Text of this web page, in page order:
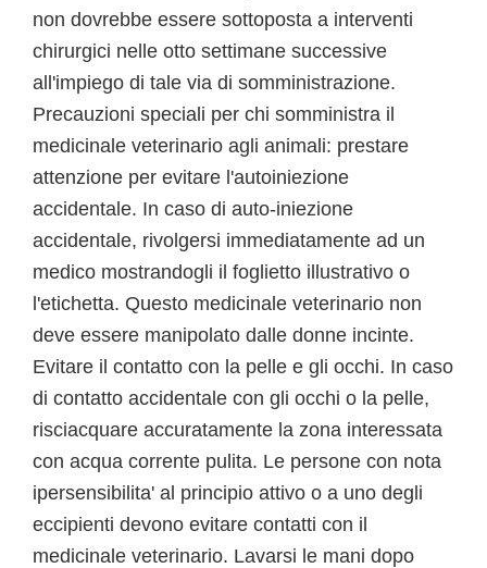
non dovrebbe essere sottoposta a interventi
chirurgici nelle otto settimane successive
all'impiego di tale via di somministrazione.
Precauzioni speciali per chi somministra il
medicinale veterinario agli animali: prestare
attenzione per evitare l'autoiniezione
accidentale. In caso di auto-iniezione
accidentale, rivolgersi immediatamente ad un
medico mostrandogli il foglietto illustrativo o
l'etichetta. Questo medicinale veterinario non
deve essere manipolato dalle donne incinte.
Evitare il contatto con la pelle e gli occhi. In caso
di contatto accidentale con gli occhi o la pelle,
risciacquare accuratamente la zona interessata
con acqua corrente pulita. Le persone con nota
ipersensibilita' al principio attivo o a uno degli
eccipienti devono evitare contatti con il
medicinale veterinario. Lavarsi le mani dopo